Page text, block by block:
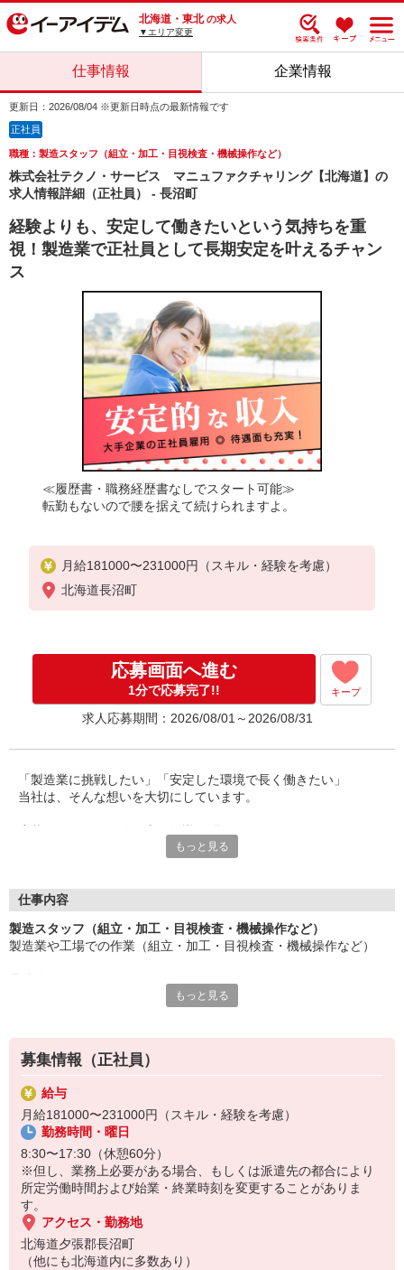
北海道・東北 の求人
▼エリア変更
仕事情報 企業情報
更新日：2026/08/04 ※更新日時点の最新情報です
正社員
職種：製造スタッフ（組立・加工・目視検査・機械操作など）
株式会社テクノ・サービス マニュファクチャリング【北海道】の
求人情報詳細（正社員） - 長沼町
経験よりも、安定して働きたいという気持ちを重
視！製造業で正社員として長期安定を叶えるチャン
ス
≪履歴書・職務経歴書なしでスタート可能≫
転勤もないので腰を据えて続けられますよ。
月給181000〜231000円（スキル・経験を考慮）
北海道長沼町
応募画面へ進む
1分で応募完了!! キープ
求人応募期間：2026/08/01～2026/08/31
「製造業に挑戦したい」「安定した環境で長く働きたい」
当社は、そんな想いを大切にしています。
約束を守ること、きちんと連絡をすること、前向きに仕事へ取り
また、勤務時間やシフトなど柔軟に対応いただける方は、ご紹介
長く働きたい――
製造業で正社員としてキャリアを築きたい方、ぜひご応募くださ
もっと見る
仕事内容
製造スタッフ（組立・加工・目視検査・機械操作など）
製造業や工場での作業（組立・加工・目視検査・機械操作など）
製品に不備がないか目視チェック
複雑な作業や力仕事はほとんどなく覚えやすいものばかり！
未経験の方もすぐに慣れていただけると思います。
※当社（株）テクノ・サービスに正社員採用の上で、派遣就業先事
業所へ派遣となります。
もっと見る
募集情報（正社員）
給与
月給181000〜231000円（スキル・経験を考慮）
勤務時間・曜日
8:30〜17:30（休憩60分）
※但し、業務上必要がある場合、もしくは派遣先の都合により
所定労働時間および始業・終業時刻を変更することがありま
す。
アクセス・勤務地
北海道夕張郡長沼町
（他にも北海道内に多数あり）